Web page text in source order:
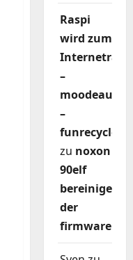
Raspi
wird zum
–
moodeaudio
–
funrecycler
zu noxon
90elf
bereinigen
der
firmware